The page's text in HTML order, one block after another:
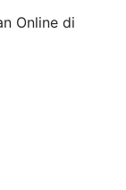
Online di